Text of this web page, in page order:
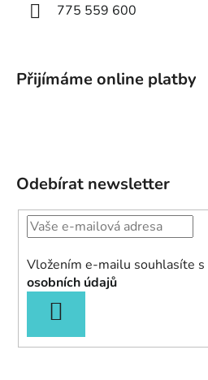
775 559 600
Přijímáme online platby
Odebírat newsletter
Vložením e-mailu souhlasíte s
osobních údajů
SE